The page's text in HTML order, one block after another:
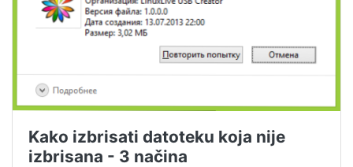
Kako izbrisati datoteku koja nije
izbrisana - 3 načina